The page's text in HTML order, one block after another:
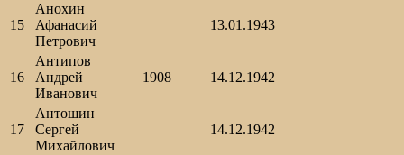
15
Анохин
Афанасий
Петрович
13.01.1943
16
Антипов
Андрей
Иванович
1908 14.12.1942
17
Антошин
Сергей
Михайлович
14.12.1942